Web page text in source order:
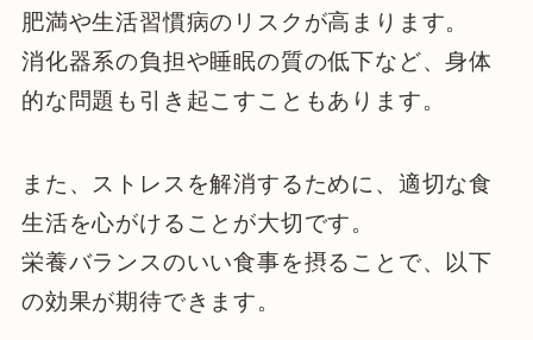
肥満や生活習慣病のリスクが高まります。
消化器系の負担や睡眠の質の低下など、身体
的な問題も引き起こすこともあります。
また、ストレスを解消するために、適切な食
生活を心がけることが大切です。
栄養バランスのいい食事を摂ることで、以下
の効果が期待できます。